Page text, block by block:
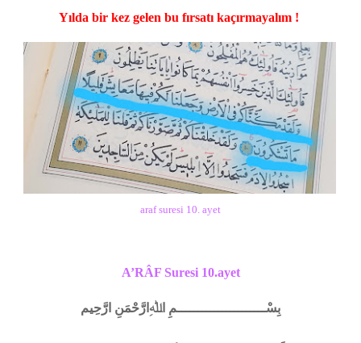
Yılda bir kez gelen bu fırsatı kaçırmayalım !
araf suresi 10. ayet
A’RÂF Suresi 10.ayet
بِسْــــــــــــــــــــــمِ اﷲِارَّحْمَنِ ارَّحِيم